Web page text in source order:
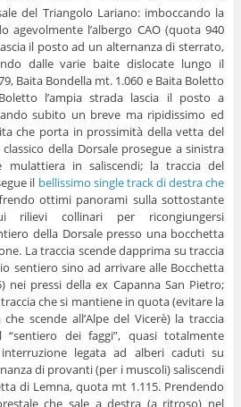
del Triangolo Lariano: imboccando la
agevolmente l’albergo CAO (quota 940
il posto ad un alternanza di sterrato,
dalle varie baite dislocate lungo il
Baita Bondella mt. 1.060 e Baita Boletto
l’ampia strada lascia il posto a
subito un breve ma ripidissimo ed
che porta in prossimità della vetta del
della Dorsale prosegue a sinistra
in saliscendi; la traccia del
il bellissimo single track di destra che
ottimi panorami sulla sottostante
rilievi collinari per ricongiungersi
della Dorsale presso una bocchetta
La traccia scende dapprima su traccia
sentiero sino ad arrivare alle Bocchetta
pressi della ex Capanna San Pietro;
che si mantiene in quota (evitare la
scende all’Alpe del Vicerè) la traccia
dei faggi”, quasi totalmente
legata ad alberi caduti su
di provanti (per i muscoli) saliscendi
di Lemna, quota mt 1.115. Prendendo
che sale a destra (a ritroso) nel